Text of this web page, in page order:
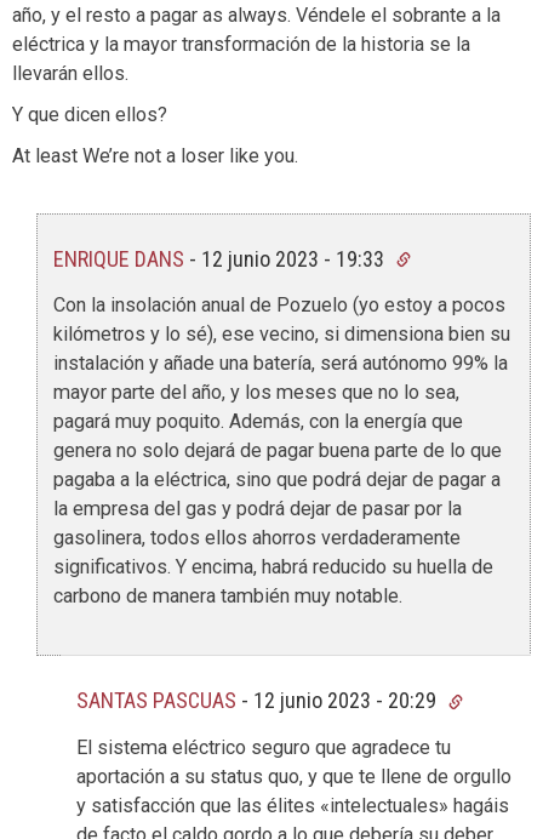
año, y el resto a pagar as always. Véndele el sobrante a la
eléctrica y la mayor transformación de la historia se la
llevarán ellos.
Y que dicen ellos?
At least We’re not a loser like you.
ENRIQUE DANS - 12 junio 2023 - 19:33
Con la insolación anual de Pozuelo (yo estoy a pocos
kilómetros y lo sé), ese vecino, si dimensiona bien su
instalación y añade una batería, será autónomo 99% la
mayor parte del año, y los meses que no lo sea,
pagará muy poquito. Además, con la energía que
genera no solo dejará de pagar buena parte de lo que
pagaba a la eléctrica, sino que podrá dejar de pagar a
la empresa del gas y podrá dejar de pasar por la
gasolinera, todos ellos ahorros verdaderamente
significativos. Y encima, habrá reducido su huella de
carbono de manera también muy notable.
SANTAS PASCUAS - 12 junio 2023 - 20:29
El sistema eléctrico seguro que agradece tu
aportación a su status quo, y que te llene de orgullo
y satisfacción que las élites «intelectuales» hagáis
de facto el caldo gordo a lo que debería su deber,